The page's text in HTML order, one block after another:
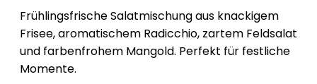
Frühlingsfrische Salatmischung aus knackigem
Frisee, aromatischem Radicchio, zartem Feldsalat
und farbenfrohem Mangold. Perfekt für festliche
Momente.